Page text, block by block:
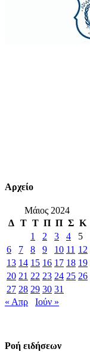
Αρχείο
Μάιος 2024
Δ Τ Τ Π Π Σ Κ
1
2 3 4
5
6
7 8 9 10 11 12
13 14 15 16 17 18 19
20 21 22 23 24 25 26
27 28 29 30 31
« Απρ
Ιούν »
Ροή ειδήσεων